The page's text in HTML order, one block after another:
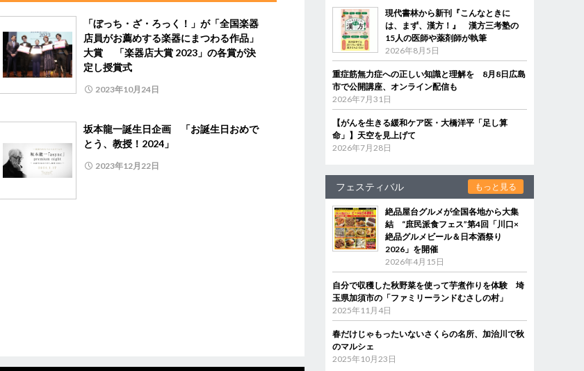
「ぼっち・ざ・ろっく！」が「全国楽器
店員がお薦めする楽器にまつわる作品」
大賞 「楽器店大賞 2023」の各賞が決
定し授賞式
2023年10月24日
坂本龍一誕生日企画 「お誕生日おめで
とう、教授！2024」
2023年12月22日
現代書林から新刊『こんなときに
は、まず、漢方！』 漢方三考塾の
15人の医師や薬剤師が執筆
2026年8月5日
重症筋無力症への正しい知識と理解を 8月8日広島
市で公開講座、オンライン配信も
2026年7月31日
【がんを生きる緩和ケア医・大橋洋平「足し算
命」】天空を見上げて
2026年7月28日
フェスティバル もっと見る
絶品屋台グルメが全国各地から大集
結 “庶民派食フェス”第4回「川口×
絶品グルメビール＆日本酒祭り
2026」を開催
2026年4月15日
自分で収穫した秋野菜を使って芋煮作りを体験 埼
玉県加須市の「ファミリーランドむさしの村」
2025年11月4日
春だけじゃもったいないさくらの名所、加治川で秋
のマルシェ
2025年10月23日